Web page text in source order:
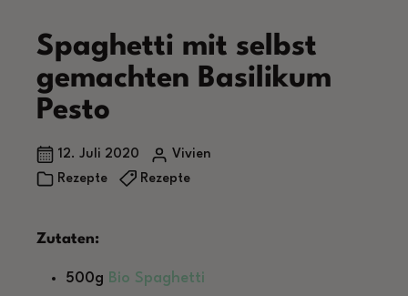
Spaghetti mit selbst
gemachten Basilikum
Pesto
12. Juli 2020
Vivien
Rezepte
Rezepte
Zutaten:
500g Bio Spaghetti